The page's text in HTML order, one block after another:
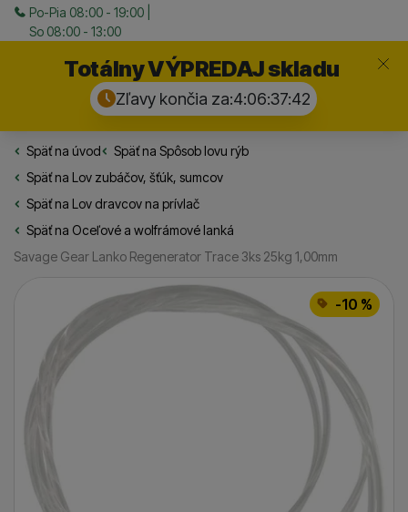
Po-Pia 08:00 - 19:00 |
So 08:00 - 13:00
Totálny VÝPREDAJ skladu
Zľavy končia za:4:06:37:41
Zavrieť
Späť na úvodRybarske.sk
Späť na Spôsob lovu rýb
Späť na Lov zubáčov, šťúk, sumcov
Späť na Lov dravcov na prívlač
Späť na Oceľové a wolfrámové lanká
Savage Gear Lanko Regenerator Trace 3ks 25kg 1,00mm
Fotografie
-10 %